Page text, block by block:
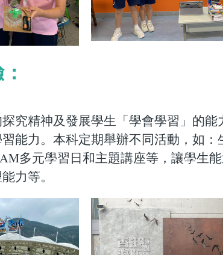
究精神及發展學生「學會學習」的
能力。本科定期舉辦不同活動，如
多元學習日和主題講座等，讓學生
力等。